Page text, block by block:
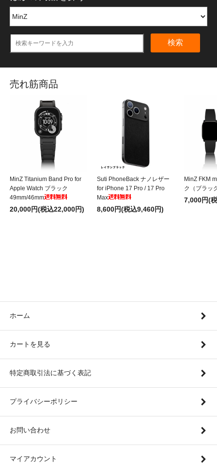
検索
売れ筋商品
MinZ Titanium Band Pro for
Apple Watch ブラック
49mm/46mm
20,000円(税込22,000円)
Suti PhoneBack ナノレザー
for iPhone 17 Pro / 17 Pro
Max
8,600円(税込9,460円)
MinZ FKM
ク（ブラッ
7,000円(
ホーム
カートを見る
特定商取引法に基づく表記
プライバシーポリシー
お問い合わせ
マイアカウント